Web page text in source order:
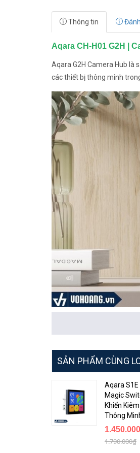
Thông tin
Aqara CH-H01 G2H |
Aqara G2H Camera Hub là
các thiết bị thông minh
ứng dụng điện thoại di
Đàm thoại hai chiều:
điệp một cách nhanh
Camera 1080p Full
Cảnh báo chuyển
thể đáp ứng kịp thời.
SẢN PHẨM CÙNG
Aqara S1E
Magic
Khiển
Thông
1.790.000₫